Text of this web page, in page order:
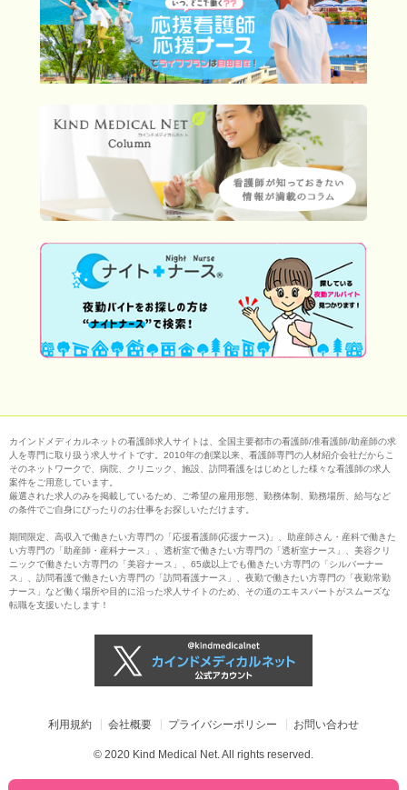
カインドメディカルネットの看護師求人サイトは、全国主要都市の看護師/准看護師/助産師の求
人を専門に取り扱う求人サイトです。2010年の創業以来、看護師専門の人材紹介会社だからこ
そのネットワークで、病院、クリニック、施設、訪問看護をはじめとした様々な看護師の求人
案件をご用意しています。
厳選された求人のみを掲載しているため、ご希望の雇用形態、勤務体制、勤務場所、給与など
の条件でご自身にぴったりのお仕事をお探しいただけます。
期間限定、高収入で働きたい方専門の「応援看護師(応援ナース)」、助産師さん・産科で働きた
い方専門の「助産師・産科ナース」、透析室で働きたい方専門の「透析室ナース」、美容クリ
ニックで働きたい方専門の「美容ナース」、65歳以上でも働きたい方専門の「シルバーナー
ス」、訪問看護で働きたい方専門の「訪問看護ナース」、夜勤で働きたい方専門の「夜勤常勤
ナース」など働く場所や目的に沿った求人サイトのため、その道のエキスパートがスムーズな
転職を支援いたします！
利用規約 会社概要 プライバシーポリシー お問い合わせ
© 2020 Kind Medical Net. All rights reserved.